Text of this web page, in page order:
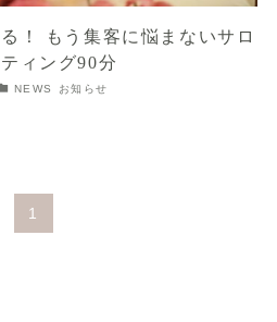
！ もう集客に悩まないサロ
ィング90分
NEWS お知らせ
1